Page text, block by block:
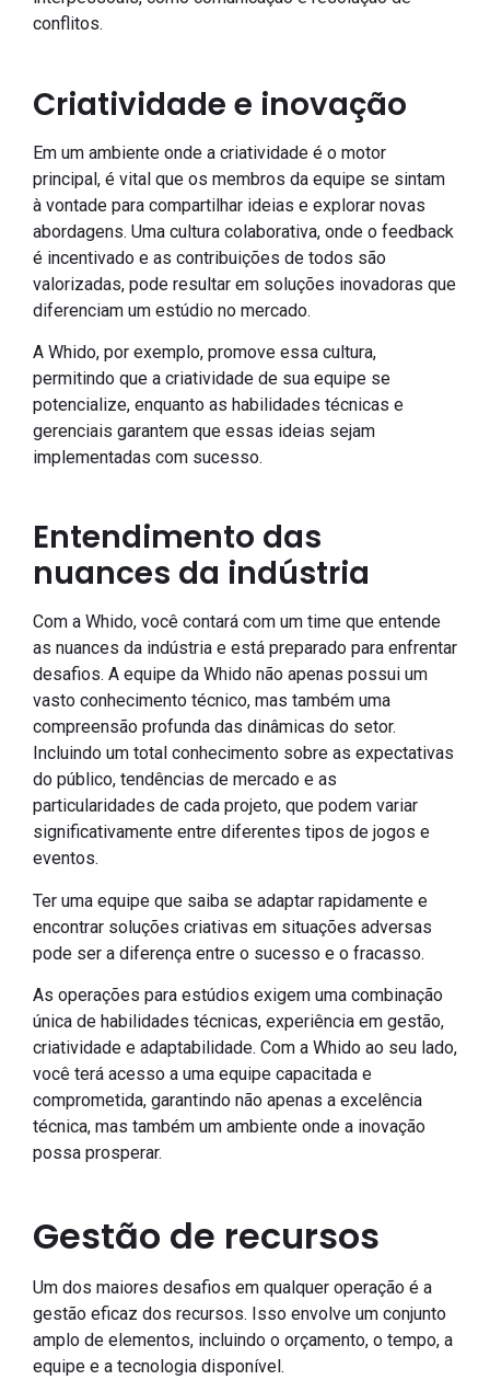
conflitos.
Criatividade e inovação
Em um ambiente onde a criatividade é o motor
principal, é vital que os membros da equipe se sintam
à vontade para compartilhar ideias e explorar novas
abordagens. Uma cultura colaborativa, onde o feedback
é incentivado e as contribuições de todos são
valorizadas, pode resultar em soluções inovadoras que
diferenciam um estúdio no mercado.
A Whido, por exemplo, promove essa cultura,
permitindo que a criatividade de sua equipe se
potencialize, enquanto as habilidades técnicas e
gerenciais garantem que essas ideias sejam
implementadas com sucesso.
Entendimento das
nuances da indústria
Com a Whido, você contará com um time que entende
as nuances da indústria e está preparado para enfrentar
desafios. A equipe da Whido não apenas possui um
vasto conhecimento técnico, mas também uma
compreensão profunda das dinâmicas do setor.
Incluindo um total conhecimento sobre as expectativas
do público, tendências de mercado e as
particularidades de cada projeto, que podem variar
significativamente entre diferentes tipos de jogos e
eventos.
Ter uma equipe que saiba se adaptar rapidamente e
encontrar soluções criativas em situações adversas
pode ser a diferença entre o sucesso e o fracasso.
As operações para estúdios exigem uma combinação
única de habilidades técnicas, experiência em gestão,
criatividade e adaptabilidade. Com a Whido ao seu lado,
você terá acesso a uma equipe capacitada e
comprometida, garantindo não apenas a excelência
técnica, mas também um ambiente onde a inovação
possa prosperar.
Gestão de recursos
Um dos maiores desafios em qualquer operação é a
gestão eficaz dos recursos. Isso envolve um conjunto
amplo de elementos, incluindo o orçamento, o tempo, a
equipe e a tecnologia disponível.